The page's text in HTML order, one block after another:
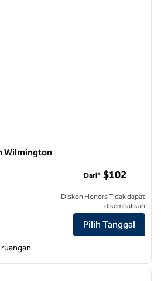
Wilmington
by Hilton Wilmington
Dari* $102
Diskon Honors Tidak dapat
dikembalikan
Pilih Tanggal